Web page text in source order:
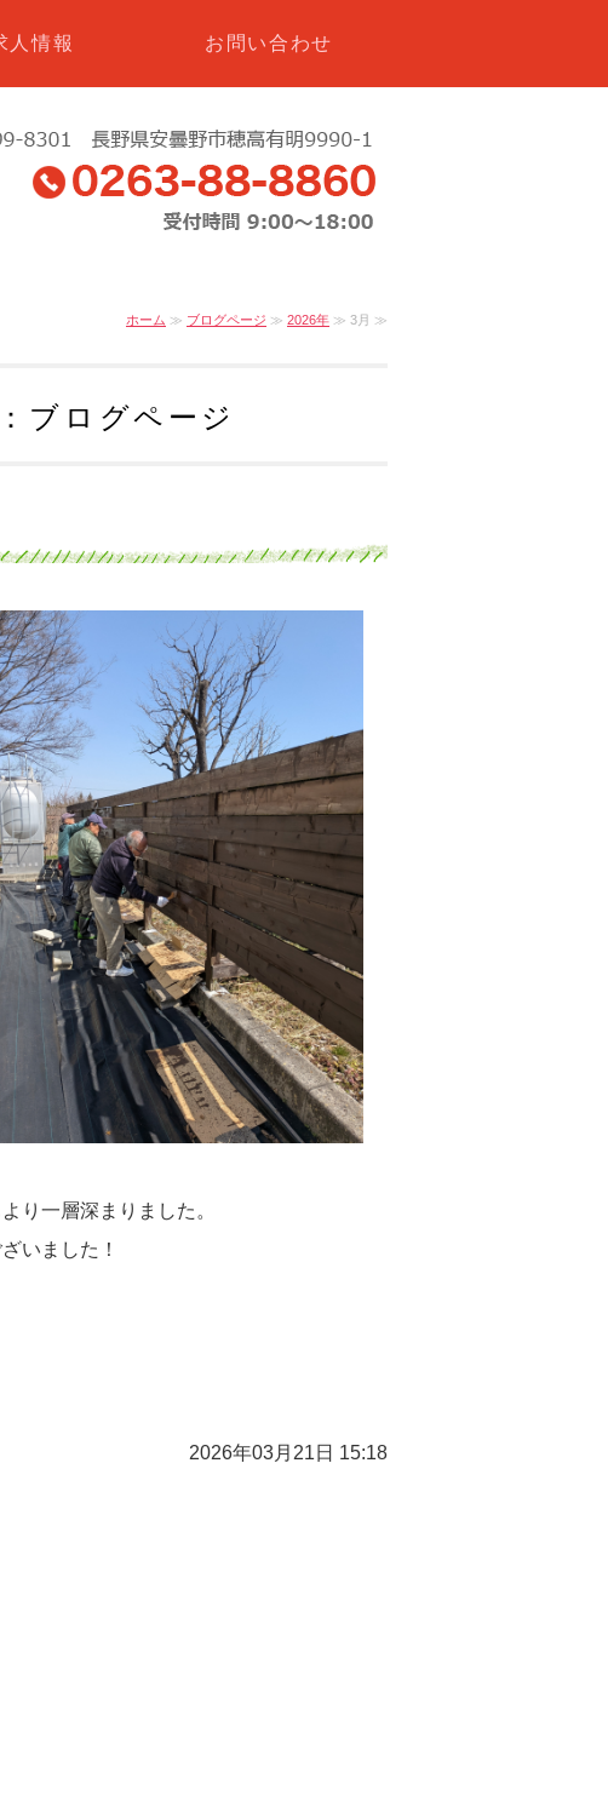
人情報 お問い合わせ
ホーム ≫ ブログページ ≫ 2026年 ≫ 3月 ≫
ブログページ
り一層深まりました。
いました！
2026年03月21日 15:18